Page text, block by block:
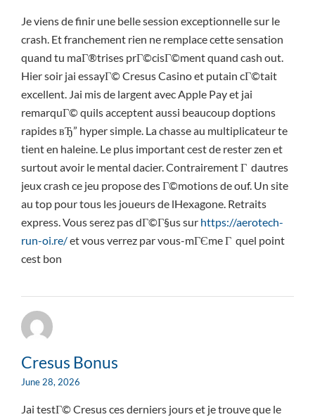
Je viens de finir une belle session exceptionnelle sur le
crash. Et franchement rien ne remplace cette sensation
quand tu maГ®trises prГ©cisГ©ment quand cash out.
Hier soir jai essayГ© Cresus Casino et putain cГ©tait
excellent. Jai mis de largent avec Apple Pay et jai
remarquГ© quils acceptent aussi beaucoup doptions
rapides вЂ” hyper simple. La chasse au multiplicateur te
tient en haleine. Le plus important cest de rester zen et
surtout avoir le mental dacier. Contrairement Г dautres
jeux crash ce jeu propose des Г©motions de ouf. Un site
au top pour tous les joueurs de lHexagone. Retraits
express. Vous serez pas dГ©Г§us sur https://aerotech-
run-oi.re/et vous verrez par vous-mГЄme Г quel point
cest bon
Cresus Bonus
June 28, 2026
Jai testГ© Cresus ces derniers jours et je trouve que le